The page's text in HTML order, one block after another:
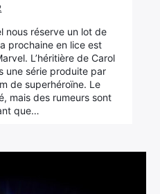
nous réserve un lot de
prochaine en lice est
L’héritière de Carol
une série produite par
de superhéroïne. Le
mais des rumeurs sont
que…